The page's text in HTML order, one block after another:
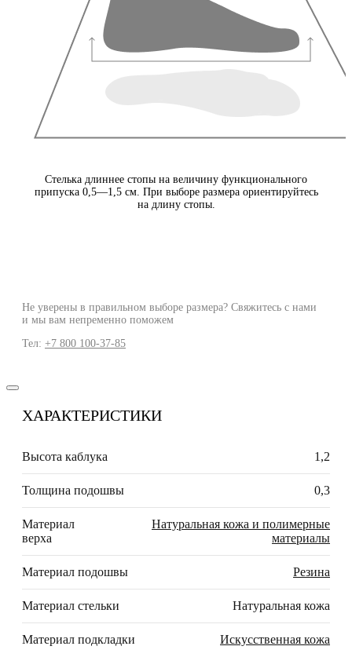
Стелька длиннее стопы на величину функционального
припуска 0,5—1,5 см. При выборе размера ориентируйтесь
на длину стопы.
Не уверены в правильном выборе размера? Свяжитесь с нами
и мы вам непременно поможем
Тел: +7 800 100-37-85
ХАРАКТЕРИСТИКИ
Высота каблука 1,2
Толщина подошвы 0,3
Материал
верха
Натуральная кожа и полимерные
материалы
Материал подошвы Резина
Материал стельки Натуральная кожа
Материал подкладки Искусственная кожа